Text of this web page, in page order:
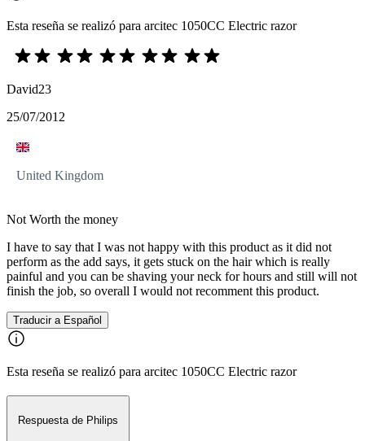
Esta reseña se realizó para arcitec 1050CC Electric razor
David23
25/07/2012
United Kingdom
Not Worth the money
I have to say that I was not happy with this product as it did not
perform as the add says, it gets stuck on the hair which is really
painful and you can be shaving your neck for hours and still will not
finish the job, so overall I would not recomment this product.
Traducir a Español
Esta reseña se realizó para arcitec 1050CC Electric razor
Respuesta de Philips